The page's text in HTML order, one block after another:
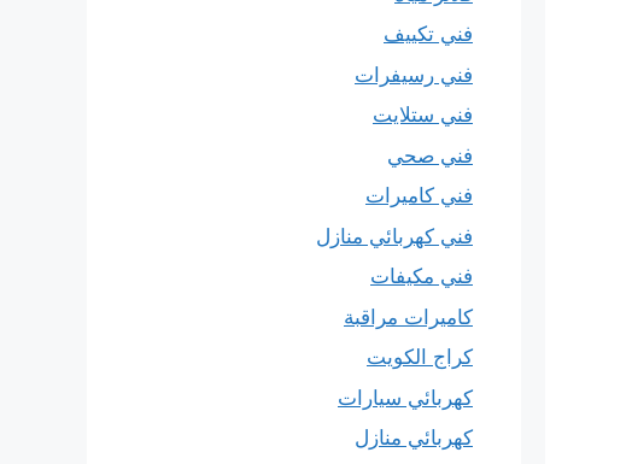
فني تكييف
فني رسيفرات
فني ستلايت
فني صحي
فني كاميرات
فني كهربائي منازل
فني مكيفات
كاميرات مراقبة
كراج الكويت
كهربائي سيارات
كهربائي منازل